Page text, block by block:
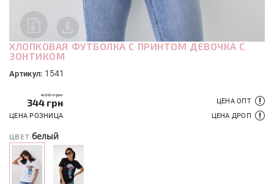
ХЛОПКОВАЯ ФУТБОЛКА С ПРИНТОМ ДЕВОЧКА С
ЗОНТИКОМ
Артикул: 1541
430 грн
344 грн
ЦЕНА РОЗНИЦА
ЦЕНА ОПТ
ЦЕНА ДРОП
ЦВЕТ:белый